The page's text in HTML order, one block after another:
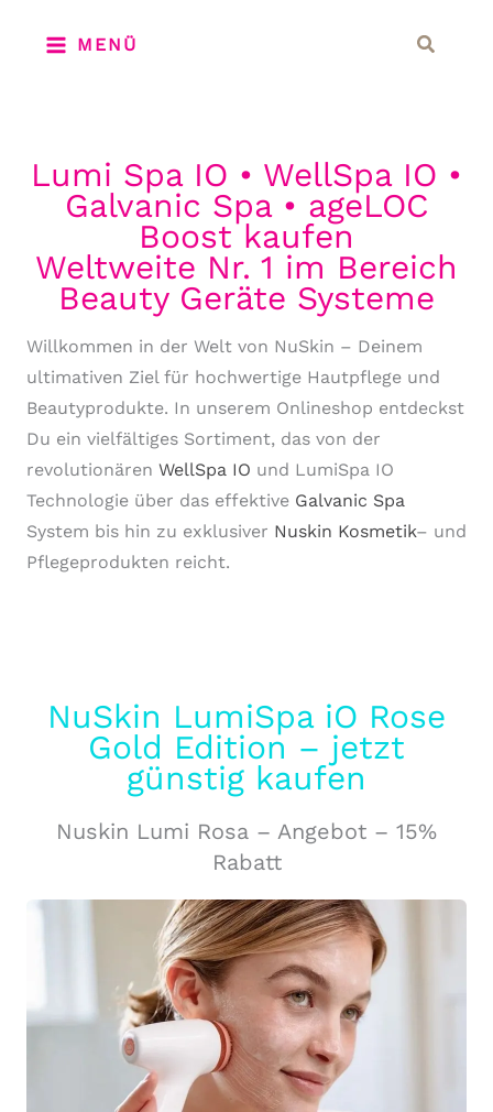
Inhalt
MENÜ Suchen
Lumi Spa IO • WellSpa IO •
Galvanic Spa • ageLOC
Boost kaufen
Weltweite Nr. 1 im Bereich
Beauty Geräte Systeme
Willkommen in der Welt von NuSkin – Deinem
ultimativen Ziel für hochwertige Hautpflege und
Beautyprodukte. In unserem Onlineshop entdeckst
Du ein vielfältiges Sortiment, das von der
revolutionären WellSpa IO und LumiSpa IO
Technologie über das effektive Galvanic Spa
System bis hin zu exklusiver Nuskin Kosmetik– und
Pflegeprodukten reicht.
NuSkin LumiSpa iO Rose
Gold Edition – jetzt
günstig kaufen
Nuskin Lumi Rosa – Angebot – 15%
Rabatt